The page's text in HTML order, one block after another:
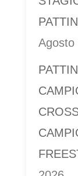
Agosto